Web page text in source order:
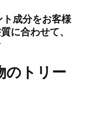
成分をお客様
に合わせて、
のトリー